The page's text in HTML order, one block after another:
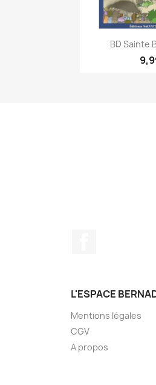

BD Sainte
L'ESPACE
Mentions légales
CGV
A propos